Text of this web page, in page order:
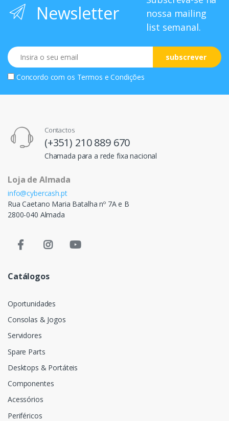
Newsletter
nossa mailing
list semanal.
Email
subscrever
Concordo com os Termos e Condições
Contactos
(+351) 210 889 670
Chamada para a rede fixa nacional
Loja de Almada
info@cybercash.pt
Rua Caetano Maria Batalha nº 7A e B
2800-040 Almada
Catálogos
Oportunidades
Consolas & Jogos
Servidores
Spare Parts
Desktops & Portáteis
Componentes
Acessórios
Periféricos